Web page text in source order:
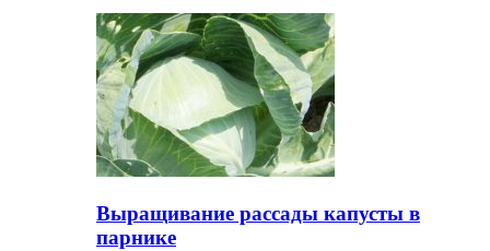
Выращивание рассады капусты в
парнике